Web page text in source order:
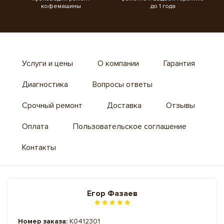
кофемашины
до 1 года
Услуги и цены О компании Гарантия
Диагностика Вопросы ответы
Срочный ремонт Доставка Отзывы
Оплата Пользовательское соглашение
Контакты
Егор Фазаев
Номер заказа: K0412301